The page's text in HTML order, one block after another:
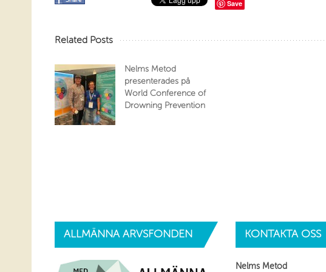
Save
Related Posts
Nelms Metod
presenterades på
World Conference of
Drowning Prevention
ALLMÄNNAARVSFONDEN KONTAKTAOSS
Nelms Metod